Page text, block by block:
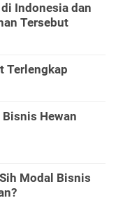
Indonesia dan
Tersebut
Terlengkap
Hewan
Modal Bisnis